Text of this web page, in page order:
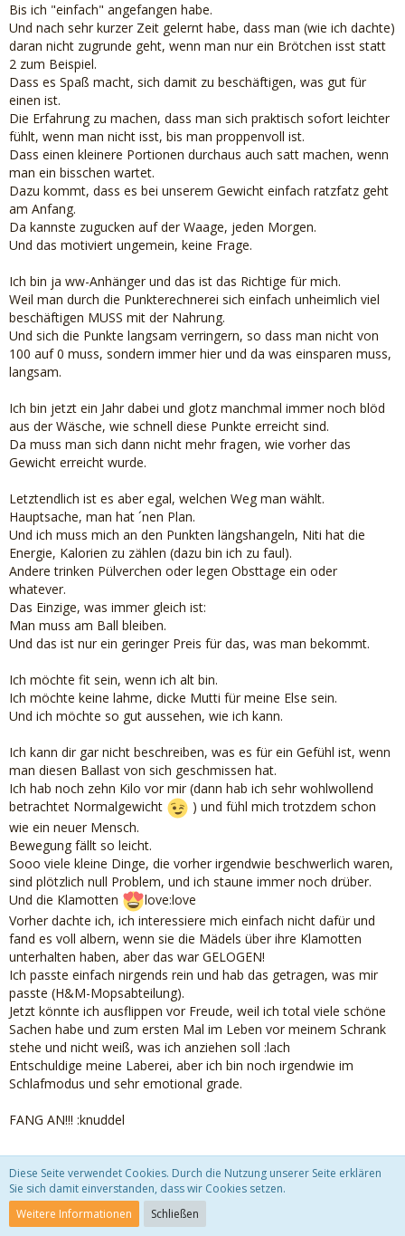
Bis ich "einfach" angefangen habe.
Und nach sehr kurzer Zeit gelernt habe, dass man (wie ich dachte)
daran nicht zugrunde geht, wenn man nur ein Brötchen isst statt
2 zum Beispiel.
Dass es Spaß macht, sich damit zu beschäftigen, was gut für
einen ist.
Die Erfahrung zu machen, dass man sich praktisch sofort leichter
fühlt, wenn man nicht isst, bis man proppenvoll ist.
Dass einen kleinere Portionen durchaus auch satt machen, wenn
man ein bisschen wartet.
Dazu kommt, dass es bei unserem Gewicht einfach ratzfatz geht
am Anfang.
Da kannste zugucken auf der Waage, jeden Morgen.
Und das motiviert ungemein, keine Frage.
Ich bin ja ww-Anhänger und das ist das Richtige für mich.
Weil man durch die Punkterechnerei sich einfach unheimlich viel
beschäftigen MUSS mit der Nahrung.
Und sich die Punkte langsam verringern, so dass man nicht von
100 auf 0 muss, sondern immer hier und da was einsparen muss,
langsam.
Ich bin jetzt ein Jahr dabei und glotz manchmal immer noch blöd
aus der Wäsche, wie schnell diese Punkte erreicht sind.
Da muss man sich dann nicht mehr fragen, wie vorher das
Gewicht erreicht wurde.
Letztendlich ist es aber egal, welchen Weg man wählt.
Hauptsache, man hat ´nen Plan.
Und ich muss mich an den Punkten längshangeln, Niti hat die
Energie, Kalorien zu zählen (dazu bin ich zu faul).
Andere trinken Pülverchen oder legen Obsttage ein oder
whatever.
Das Einzige, was immer gleich ist:
Man muss am Ball bleiben.
Und das ist nur ein geringer Preis für das, was man bekommt.
Ich möchte fit sein, wenn ich alt bin.
Ich möchte keine lahme, dicke Mutti für meine Else sein.
Und ich möchte so gut aussehen, wie ich kann.
Ich kann dir gar nicht beschreiben, was es für ein Gefühl ist, wenn
man diesen Ballast von sich geschmissen hat.
Ich hab noch zehn Kilo vor mir (dann hab ich sehr wohlwollend
betrachtet Normalgewicht
) und fühl mich trotzdem schon
wie ein neuer Mensch.
Bewegung fällt so leicht.
Sooo viele kleine Dinge, die vorher irgendwie beschwerlich waren,
sind plötzlich null Problem, und ich staune immer noch drüber.
Und die Klamotten
love:love
Vorher dachte ich, ich interessiere mich einfach nicht dafür und
fand es voll albern, wenn sie die Mädels über ihre Klamotten
unterhalten haben, aber das war GELOGEN!
Ich passte einfach nirgends rein und hab das getragen, was mir
passte (H&M-Mopsabteilung).
Jetzt könnte ich ausflippen vor Freude, weil ich total viele schöne
Sachen habe und zum ersten Mal im Leben vor meinem Schrank
stehe und nicht weiß, was ich anziehen soll :lach
Entschuldige meine Laberei, aber ich bin noch irgendwie im
Schlafmodus und sehr emotional grade.
FANG AN!!! :knuddel
Zitat von melle0909
Diese Seite verwendet Cookies. Durch die Nutzung unserer Seite erklären
Sie sich damit einverstanden, dass wir Cookies setzen.
Weitere Informationen
Schließen